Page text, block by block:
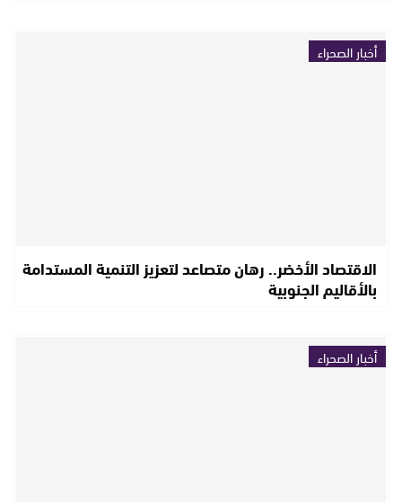
أخبار الصحراء
الاقتصاد الأخضر.. رهان متصاعد لتعزيز التنمية المستدامة
بالأقاليم الجنوبية
أخبار الصحراء